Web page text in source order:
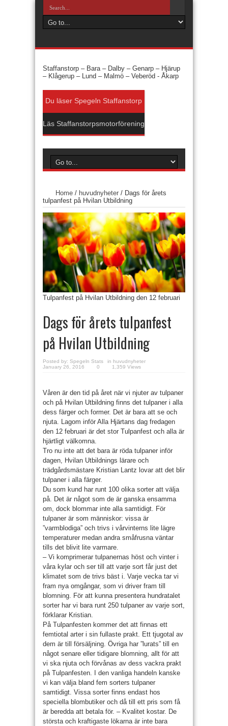
Staffanstorp – Bara – Dalby – Genarp – Hjärup
– Klågerup – Lund – Malmö – Veberöd - Åkarp
Du läser Spegeln Staffanstorp
Läs Staffanstorpsmotorförening
Home / huvudnyheter / Dags för årets
tulpanfest på Hvilan Utbildning
Tulpanfest på Hvilan Utbildning den 12 februari
Dags för årets tulpanfest
på Hvilan Utbildning
Posted by: Spegeln Stats in huvudnyheter
January 26, 2016
0 1,359 Views
Våren är den tid på året när vi njuter av tulpaner
och på Hvilan Utbildning finns det tulpaner i alla
dess färger och former. Det är bara att se och
njuta. La­gom inför Alla Hjärtans dag fredagen
den 12 februari är det stor Tulpanfest och alla är
hjärtligt välkomna.
Tro nu inte att det bara är röda tulpaner inför
dagen, Hvilan Utbildnings lärare och
trädgårdsmästare Kristian Lantz lovar att det blir
tulpaner i alla färger.
Du som kund har runt 100 olika sorter att välja
på. Det är något som de är ganska ensamma
om, dock blommar inte alla samtidigt. För
tulpaner är som männ­iskor: vissa är
”varmblodiga” och trivs i vårvinterns lite lägre
temperaturer medan andra småfrusna väntar
tills det blivit lite varmare.
– Vi komprimerar tulpanernas höst och vinter i
våra kylar och ser till att varje sort får just det
klimatet som de trivs bäst i. Varje vecka tar vi
fram nya omgångar, som vi driver fram till
blomning. För att kunna presentera hundratalet
sorter har vi bara runt 250 tulpaner av varje sort,
förklarar Kristian.
På Tulpanfesten kommer det att finnas ett
femtiotal arter i sin fullaste prakt. Ett tjugotal av
dem är till försäljning. Övriga har ”lurats” till en
något senare eller tidigare blomning, allt för att
vi ska njuta och förvånas av dess vackra prakt
på Tulpanfesten. I den vanliga handeln kanske
vi kan välja bland fem sorters tulpaner
samtidigt. Vissa sorter finns endast hos
speciella blombutiker och då till ett pris som få
är beredda att betala för. – Kvalitet kostar. De
största och kraf­tigaste lökarna är inte bara